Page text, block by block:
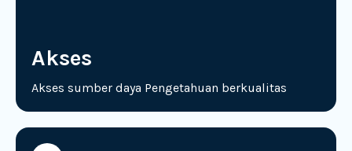
Akses
Akses sumber daya Pengetahuan berkualitas